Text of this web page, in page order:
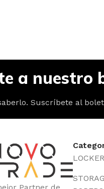
a nuestro
Suscríbete al
Partner de